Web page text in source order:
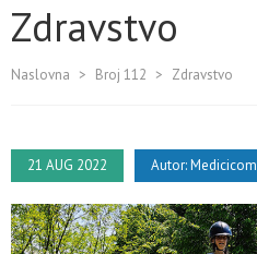
Zdravstvo
Naslovna > Broj 112 > Zdravstvo
21 AUG 2022 Autor:Medicicom